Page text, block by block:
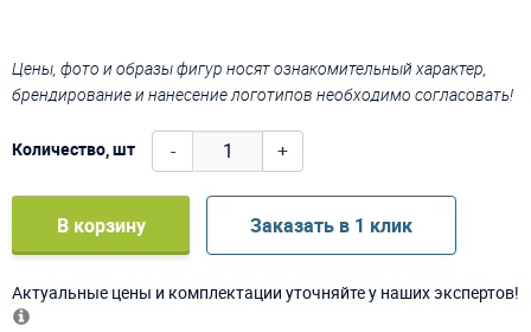
Цены, фото и образы фигур носят ознакомительный характер,
брендирование и нанесение логотипов необходимо согласовать!
Количество, шт - +
В корзину Заказать в 1 клик
Актуальные цены и комплектации уточняйте у наших экспертов!